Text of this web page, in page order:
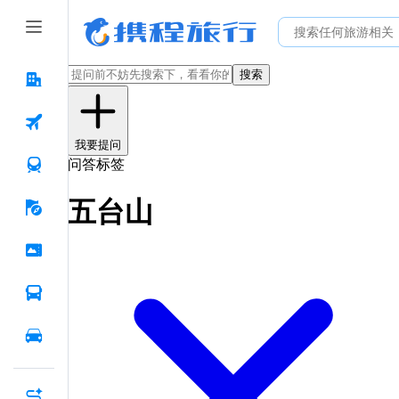
搜索
我要提问
问答标签
五台山